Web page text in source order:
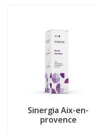
Sinergia Aix-en-
provence